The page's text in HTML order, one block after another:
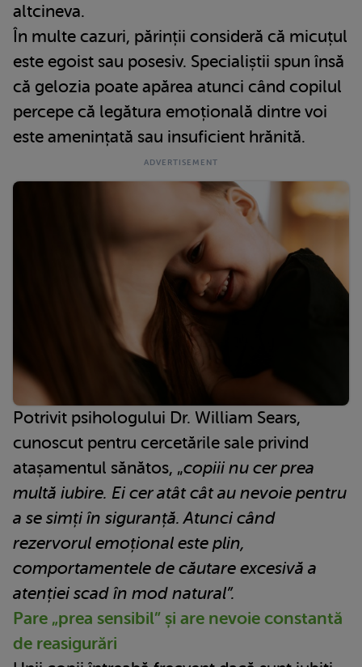
altcineva.
În multe cazuri, părinții consideră că micuțul
este egoist sau posesiv. Specialiștii spun însă
că gelozia poate apărea atunci când copilul
percepe că legătura emoțională dintre voi
este amenințată sau insuficient hrănită.
Potrivit psihologului Dr. William Sears,
cunoscut pentru cercetările sale privind
atașamentul sănătos, „copiii nu cer prea
multă iubire. Ei cer atât cât au nevoie pentru
a se simți în siguranță. Atunci când
rezervorul emoțional este plin,
comportamentele de căutare excesivă a
atenției scad în mod natural”.
Pare „prea sensibil” și are nevoie constantă
de reasigurări